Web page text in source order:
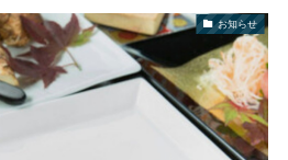
お知らせ